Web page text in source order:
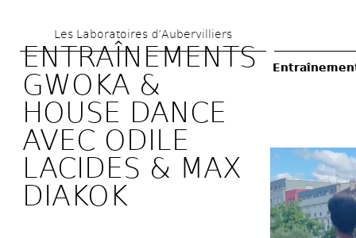
to
main
content
Les Laboratoires d’Aubervilliers
ENTRAÎNEMENTS
GWOKA &
HOUSE DANCE
AVEC ODILE
LACIDES & MAX
DIAKOK